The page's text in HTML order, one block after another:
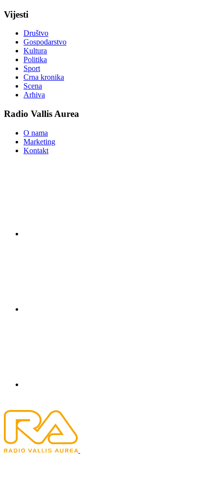
Vijesti
Društvo
Gospodarstvo
Kultura
Politika
Sport
Crna kronika
Scena
Arhiva
Radio Vallis Aurea
O nama
Marketing
Kontakt